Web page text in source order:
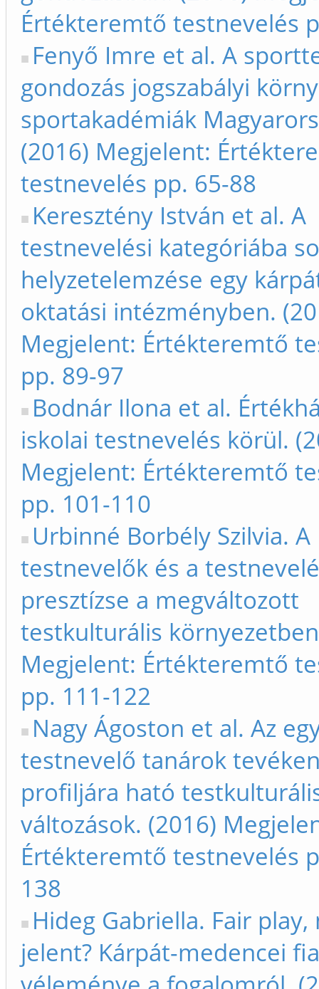
Értékteremtő testnevelés
Fenyő Imre et al. A
gondozás jogszabályi
sportakadémiák
(2016) Megjelent:
testnevelés pp. 65-88
Keresztény István et al. A
testnevelési kategóriába
helyzetelemzése egy
oktatási intézményben.
Megjelent: Értékteremtő
pp. 89-97
Bodnár Ilona et al.
iskolai testnevelés körül.
Megjelent: Értékteremtő
pp. 101-110
Urbinné Borbély Szilvia. A
testnevelők és a
presztízse a megváltozott
testkulturális
Megjelent: Értékteremtő
pp. 111-122
Nagy Ágoston et al. Az
testnevelő tanárok
profiljára ható
változások. (2016)
Értékteremtő testnevelés
138
Hideg Gabriella. Fair
jelent? Kárpát-medencei